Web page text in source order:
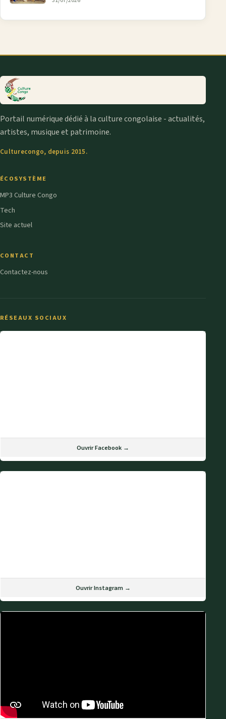
Portail numérique dédié à la culture congolaise - actualités,
artistes, musique et patrimoine.
Culturecongo, depuis 2015.
ÉCOSYSTÈME
MP3 Culture Congo
Tech
Site actuel
CONTACT
Contactez-nous
RÉSEAUX SOCIAUX
Ouvrir Facebook →
Ouvrir Instagram →